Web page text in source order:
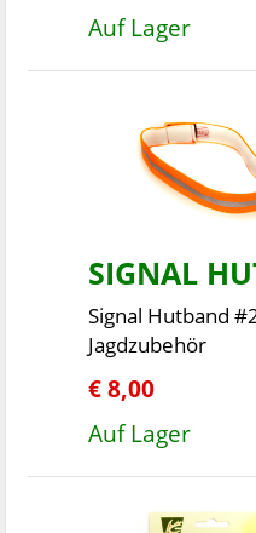
Auf Lager
SIGNAL
Signal Hutband
Jagdzubehör
€ 8,00
Auf Lager